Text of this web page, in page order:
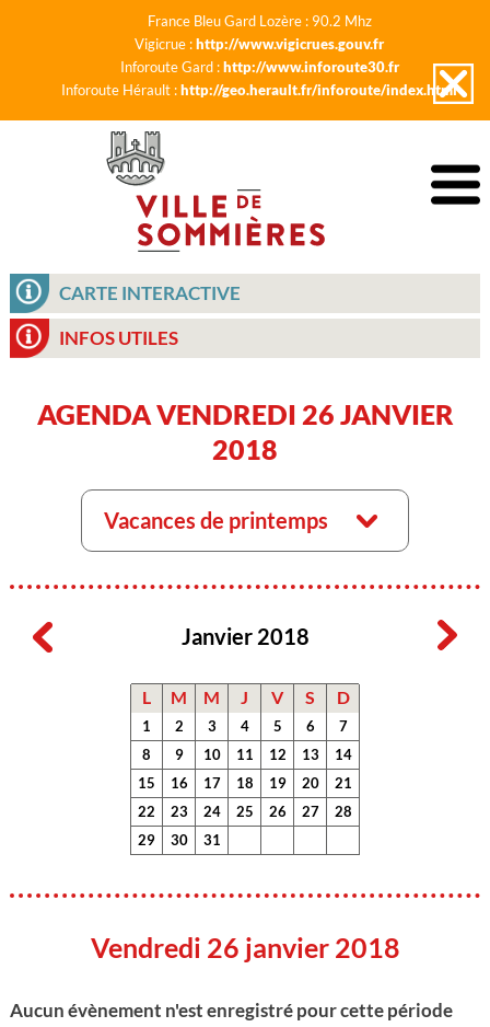
France Bleu Gard Lozère : 90.2 Mhz
Vigicrue :http://www.vigicrues.gouv.fr
Inforoute Gard :http://www.inforoute30.fr
Inforoute Hérault :http://geo.herault.fr/inforoute/index.html
CARTE INTERACTIVE
INFOS UTILES
AGENDA VENDREDI 26 JANVIER
2018
Vacances de printemps
Janvier 2018
L M M J V S D
1 2 3 4 5 6
7
8
9 10 11 12 13
14
15
16 17 18 19 20
21
22
23 24 25 26 27
28
29
30 31
Vendredi 26 janvier 2018
Aucun évènement n'est enregistré pour cette période